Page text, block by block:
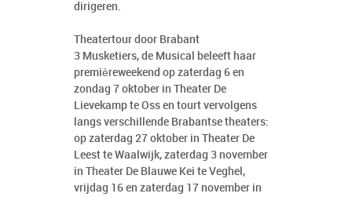
dirigeren.
Theatertour door Brabant
3 Musketiers, de Musical beleeft haar
premièreweekend op zaterdag 6 en
zondag 7 oktober in Theater De
Lievekamp te Oss en tourt vervolgens
langs verschillende Brabantse theaters:
op zaterdag 27 oktober in Theater De
Leest te Waalwijk, zaterdag 3 november
in Theater De Blauwe Kei te Veghel,
vrijdag 16 en zaterdag 17 november in